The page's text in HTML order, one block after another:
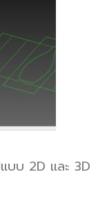
บบ 2D และ 3D